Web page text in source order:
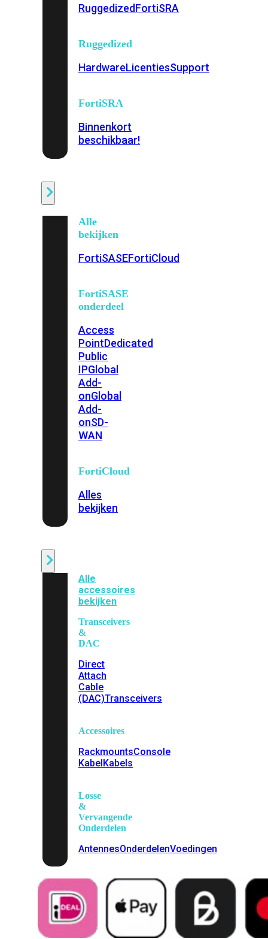
RuggedizedFortiSRA
Ruggedized
HardwareLicentiesSupport
FortiSRA
Binnenkort
beschikbaar!
Alle
bekijken
FortiSASEFortiCloud
FortiSASE
onderdeel
Access
PointDedicated
Public
IPGlobal
Add-
onGlobal
Add-
onSD-
WAN
FortiCloud
Alles
bekijken
Alle
accessoires
bekijken
Transceivers
&
DAC
Direct
Attach
Cable
(DAC)Transceivers
Accessoires
RackmountsConsole
KabelKabels
Losse
&
Vervangende
Onderdelen
AntennesOnderdelenVoedingen